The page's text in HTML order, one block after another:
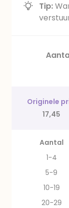
Tip:
Originele
17,45
Aantal
1-4
5-9
10-19
20-29